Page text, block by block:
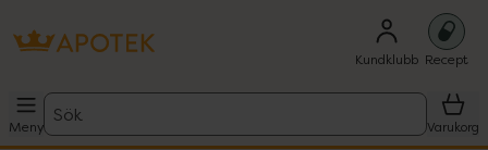
Kundklubb Recept
Meny
Sök
Varukorg